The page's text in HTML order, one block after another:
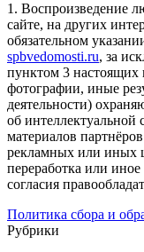
1. Воспроизведение
сайте, на других
обязательном
spbvedomosti.ru, за
пунктом 3 настоящих
фотографии, иные
деятельности)
об интеллектуальной
материалов
рекламных или иных
переработка или
согласия
Политика сбора и
Рубрики